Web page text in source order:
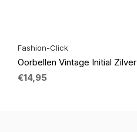
Fashion-Click
Oorbellen Vintage Initial Zilver
€14,95